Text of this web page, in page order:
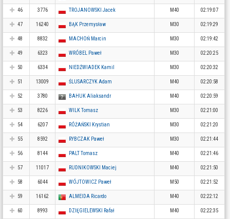
46 3776 TROJANOWSKI Jacek M40 02:19:07
47 16240 BĄK Przemysław M30 02:19:29
48 8832 MACHOŃ Marcin M30 02:19:42
49 6323 WRÓBEL Paweł M30 02:20:25
50 6334 NIEDŹWIADEK Kamil M30 02:20:32
51 13009 ŚLUSARCZYK Adam M40 02:20:58
52 3780 BAHUK Aliaksandr M40 02:20:59
53 8226 WILK Tomasz M30 02:21:00
54 6207 RÓŻAŃSKI Krystian M30 02:21:20
55 8592 RYBCZAK Paweł M30 02:21:44
56 8144 PALT Tomasz M40 02:21:46
57 11017 RUDNIKOWSKI Maciej M40 02:21:50
58 6044 WÓJTOWICZ Paweł M50 02:21:52
59 16162 ALMEIDA Ricardo M40 02:22:12
60 8993 DZIĘGIELEWSKI Rafał M40 02:22:35